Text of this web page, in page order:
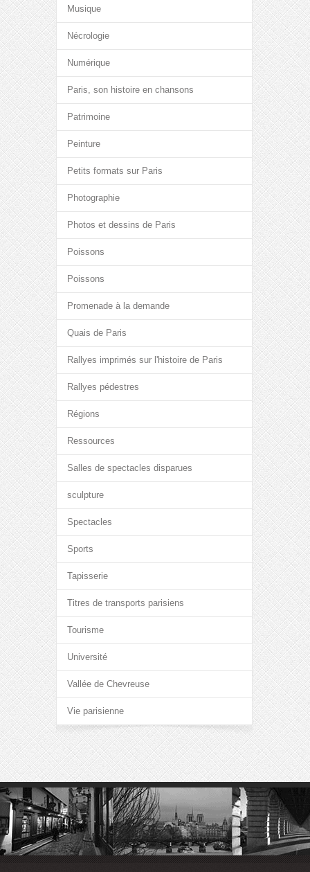
Musique
Nécrologie
Numérique
Paris, son histoire en chansons
Patrimoine
Peinture
Petits formats sur Paris
Photographie
Photos et dessins de Paris
Poissons
Poissons
Promenade à la demande
Quais de Paris
Rallyes imprimés sur l'histoire de Paris
Rallyes pédestres
Régions
Ressources
Salles de spectacles disparues
sculpture
Spectacles
Sports
Tapisserie
Titres de transports parisiens
Tourisme
Université
Vallée de Chevreuse
Vie parisienne